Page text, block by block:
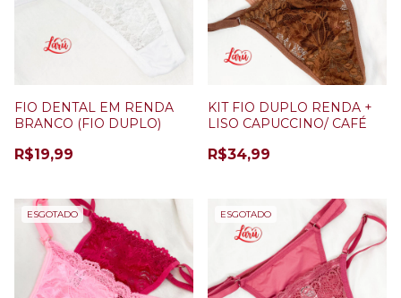
FIO DENTAL EM RENDA
BRANCO (FIO DUPLO)
R$19,99
KIT FIO DUPLO RENDA +
LISO CAPUCCINO/ CAFÉ
R$34,99
ESGOTADO ESGOTADO